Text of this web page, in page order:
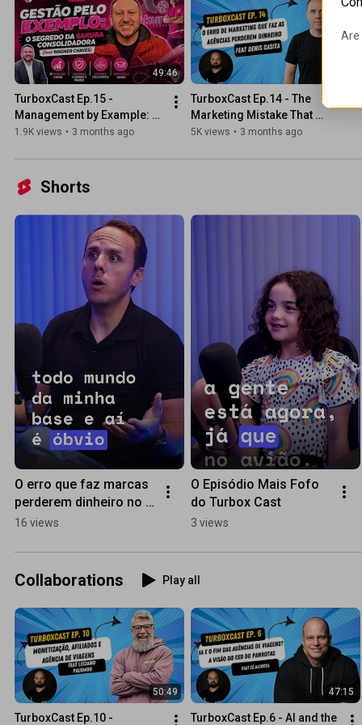
49:46
TurboxCast Ep.15 -
Management by Example:
The Secret of Sakura
Wagner Chaves)
1.9K views • 3 months ago
TurboxCast Ep.14 - The
Marketing Mistake That
Makes Agencies Lose
5K views • 3 months ago
Shorts
O erro que faz marcas
perderem dinheiro no
remarketing
16 views
O Episódio Mais Fofo
do Turbox Cast
3 views
Collaborations Play all
50:49
TurboxCast Ep.10 -
47:15
TurboxCast Ep.6 - AI and the
Are